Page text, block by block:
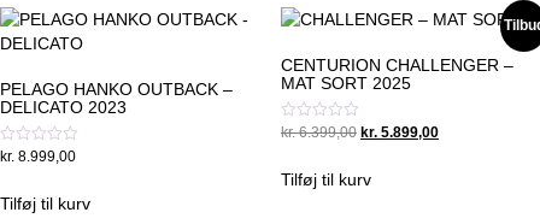
PELAGO HANKO OUTBACK –
DELICATO 2023
Vurderet
af
5
kr. 8.999,00
Tilføj til kurv
CENTURION CHALLENGER –
MAT SORT 2025
Vurderet
af
5
kr.6.399,00 Original
kr.5.899,00Current
Tilføj til kurv